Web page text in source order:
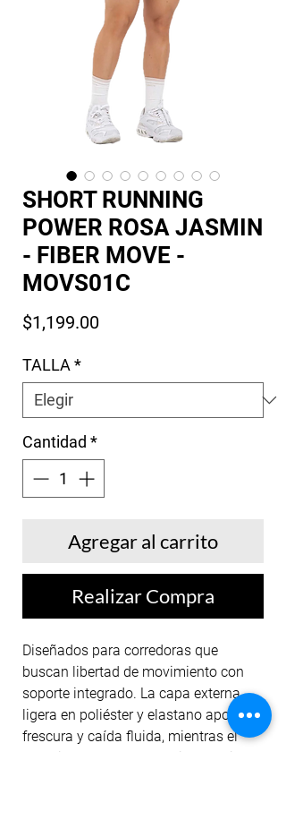
SHORT RUNNING
POWER ROSA JASMIN
- FIBER MOVE -
MOVS01C
$1,199.00Precio
TALLA *
Cantidad *
Agregar al carrito
Realizar Compra
Diseñados para corredoras que
buscan libertad de movimiento con
soporte integrado. La capa externa
ligera en poliéster y elastano aporta
frescura y caída fluida, mientras el
short interno de compresión media